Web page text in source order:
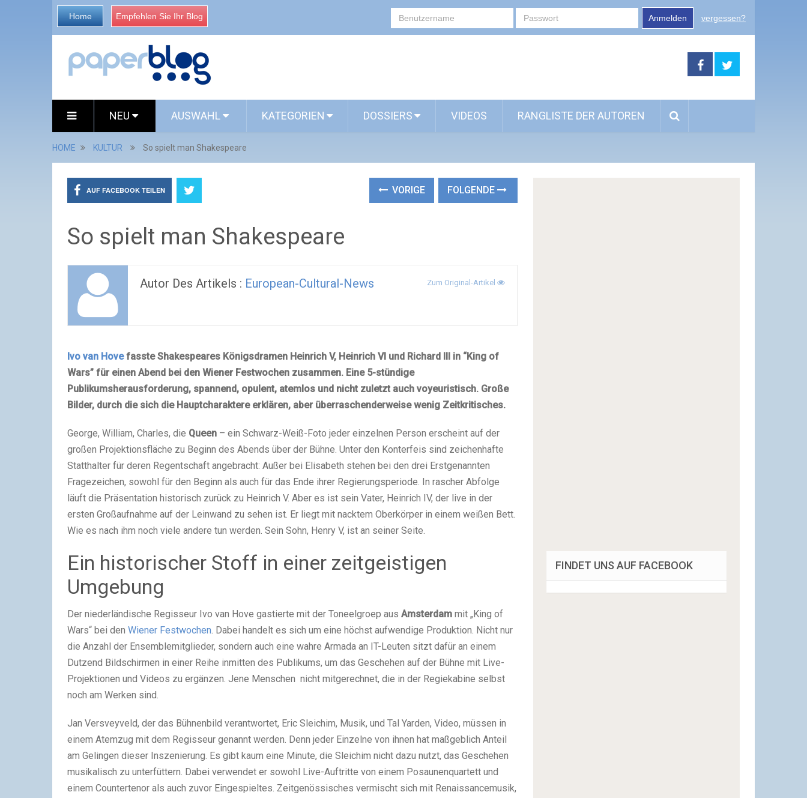
Home Empfehlen Sie Ihr Blog Anmelden vergessen?
NEU AUSWAHL KATEGORIEN DOSSIERS VIDEOS RANGLISTE DER AUTOREN
HOME KULTUR So spielt man Shakespeare
AUF FACEBOOK TEILEN VORIGE FOLGENDE
So spielt man Shakespeare
Autor Des Artikels : European-Cultural-News Zum Original-Artikel
Ivo van Hovefasste Shakespeares Königsdramen Heinrich V, Heinrich VI und Richard III in “King of
Wars” für einen Abend bei den Wiener Festwochen zusammen. Eine 5-stündige
Publikumsherausforderung, spannend, opulent, atemlos und nicht zuletzt auch voyeuristisch. Große
Bilder, durch die sich die Hauptcharaktere erklären, aber überraschenderweise wenig Zeitkritisches.
George, William, Charles, die Queen – ein Schwarz-Weiß-Foto jeder einzelnen Person erscheint auf der
großen Projektionsfläche zu Beginn des Abends über der Bühne. Unter den Konterfeis sind zeichenhafte
Statthalter für deren Regentschaft angebracht: Außer bei Elisabeth stehen bei den drei Erstgenannten
Fragezeichen, sowohl für den Beginn als auch für das Ende ihrer Regierungsperiode. In rascher Abfolge
läuft die Präsentation historisch zurück zu Heinrich V. Aber es ist sein Vater, Heinrich IV, der live in der
ersten Großaufnahme auf der Leinwand zu sehen ist. Er liegt mit nacktem Oberkörper in einem weißen Bett.
Wie es nach ihm noch viele andere tun werden. Sein Sohn, Henry V, ist an seiner Seite.
Ein historischer Stoff in einer zeitgeistigen
Umgebung
Der niederländische Regisseur Ivo van Hove gastierte mit der Toneelgroep aus Amsterdam mit „King of
Wars“ bei den Wiener Festwochen. Dabei handelt es sich um eine höchst aufwendige Produktion. Nicht nur
die Anzahl der Ensemblemitglieder, sondern auch eine wahre Armada an IT-Leuten sitzt dafür an einem
Dutzend Bildschirmen in einer Reihe inmitten des Publikums, um das Geschehen auf der Bühne mit Live-
Projektionen und Videos zu ergänzen. Jene Menschen nicht mitgerechnet, die in der Regiekabine selbst
noch am Werken sind.
Jan Versveyveld, der das Bühnenbild verantwortet, Eric Sleichim, Musik, und Tal Yarden, Video, müssen in
einem Atemzug mit dem Regisseur genannt werden. Denn jeder Einzelne von ihnen hat maßgeblich Anteil
am Gelingen dieser Inszenierung. Es gibt kaum eine Minute, die Sleichim nicht dazu nutzt, das Geschehen
musikalisch zu unterfüttern. Dabei verwendet er sowohl Live-Auftritte von einem Posaunenquartett und
einem Countertenor als auch zuvor Eingespieltes. Zeitgenössisches vermischt sich mit Renaissancemusik,
FINDET UNS AUF FACEBOOK